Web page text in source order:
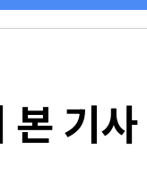
본 기사